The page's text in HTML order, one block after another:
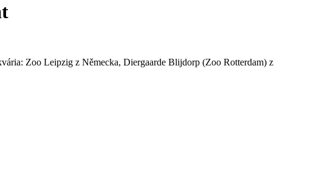
Zoo Leipzig z Německa, Diergaarde Blijdorp (Zoo Rotterdam) z